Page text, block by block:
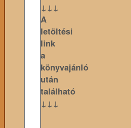
↓↓↓
A
letöltési
link
a
könyvajánló
után
található
↓↓↓